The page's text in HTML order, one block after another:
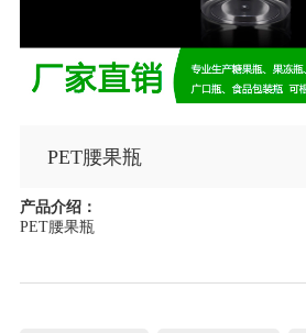
PET腰果瓶
产品介绍：
PET腰果瓶